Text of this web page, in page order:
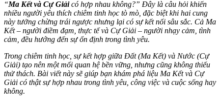
“Ma Kết và Cự Giảicó hợp nhau không?” Đây là câu hỏi khiến
nhiều người yêu thích chiêm tinh học tò mò, đặc biệt khi hai cung
này tưởng chừng trái ngược nhưng lại có sự kết nối sâu sắc. Cả Ma
Kết – người điềm đạm, thực tế và Cự Giải – người nhạy cảm, tình
cảm, đều hướng đến sự ổn định trong tình yêu.
Trong chiêm tinh học, sự kết hợp giữa Đất (Ma Kết) và Nước (Cự
Giải) tạo nên một mối quan hệ bền vững, nhưng cũng không thiếu
thử thách. Bài viết này sẽ giúp bạn khám phá liệu Ma Kết và Cự
Giải có thật sự hợp nhau trong tình yêu, công việc và cuộc sống hay
không.